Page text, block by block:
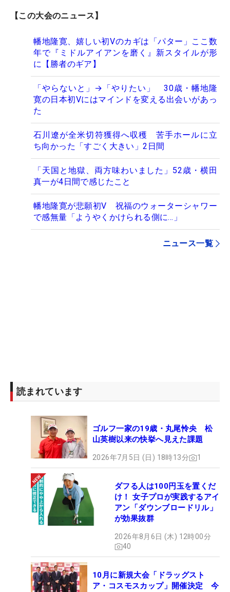
【この大会のニュース】
幡地隆寛、嬉しい初Vのカギは「パター」ここ数
年で『ミドルアイアンを磨く』新スタイルが形
に【勝者のギア】
「やらないと」→「やりたい」 30歳・幡地隆
寛の日本初Vにはマインドを変える出会いがあっ
た
石川遼が全米切符獲得へ収穫 苦手ホールに立
ち向かった「すごく大きい」2日間
「天国と地獄、両方味わいました」52歳・横田
真一が4日間で感じたこと
幡地隆寛が悲願初V 祝福のウォーターシャワー
で感無量「ようやくかけられる側に…」
ニュース一覧
読まれています
ゴルフ一家の19歳・丸尾怜央 松
山英樹以来の快挙へ見えた課題
2026年7月5日 (日) 18時13分 1
ダフる人は100円玉を置くだ
け！ 女子プロが実践するアイ
アン「ダウンブロードリル」
が効果抜群
2026年8月6日 (木) 12時00分
40
10月に新規大会「ドラッグスト
ア・コスモスカップ」開催決定 今